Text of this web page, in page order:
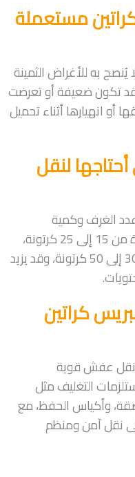
مستعملة
به للأغراض الثمينة
قد تكون ضعيفة أو تعرضت
أو انهيارها أثناء تحميل
أحتاجها لنقل
الغرف وكمية
الأغراض. غالبًا تحتاج الشقة الصغيرة من 15 إلى 25 كرتونة،
بينما تحتاج الشقق المتوسطة من 30 إلى 50 كرتونة، وقد يزيد
كراتين
نقل عفش قوية
التغليف مثل
وأكياس الحفظ، مع
نقل آمن ومنظم